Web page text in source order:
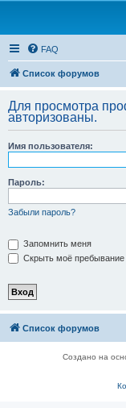
FAQ
Список форумов
Для просмотра
авторизованы.
Имя пользователя:
Пароль:
Забыли пароль?
Запомнить меня
Скрыть моё пребывание
Список форумов
Создано на